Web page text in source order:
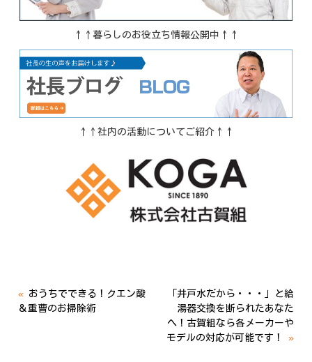
↑↑暮らしのお役立ち情報公開中↑↑
↑↑社内の活動についてご紹介↑↑
« おうちでできる！クエン酸
＆重曹のお掃除術
「井戸水だから・・・」と給
湯器交換を断られたあなた
へ！古賀組なら各メーカーや
モデルの対応が可能です！
»